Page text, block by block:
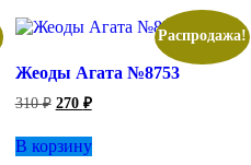
Распродажа!
Жеоды Агата №8753
310₽ Первоначальная
цена
составляла
310 ₽.
270 ₽Текущая
цена:
270 ₽.
В корзину